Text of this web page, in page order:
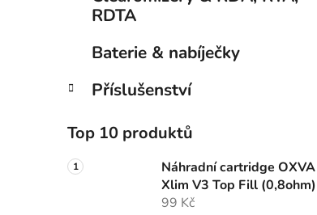
RDTA
Baterie & nabíječky
Příslušenství
Top 10 produktů
Náhradní cartridge OXVA
Xlim V3 Top Fill (0,8ohm)
99 Kč